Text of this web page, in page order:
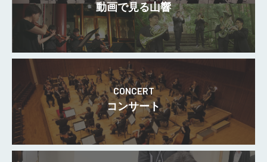
動画で見る山響
CONCERT
コンサート